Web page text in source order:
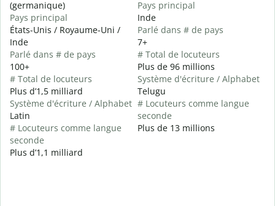
(germanique)
Pays principal
États-Unis / Royaume-Uni /
Inde
Parlé dans # de pays
100+
# Total de locuteurs
Plus d’1,5 milliard
Système d'écriture / Alphabet
Latin
# Locuteurs comme langue
seconde
Plus d’1,1 milliard
Pays principal
Inde
Parlé dans # de pays
7+
# Total de locuteurs
Plus de 96 millions
Système d'écriture / Alphabet
Telugu
# Locuteurs comme langue
seconde
Plus de 13 millions